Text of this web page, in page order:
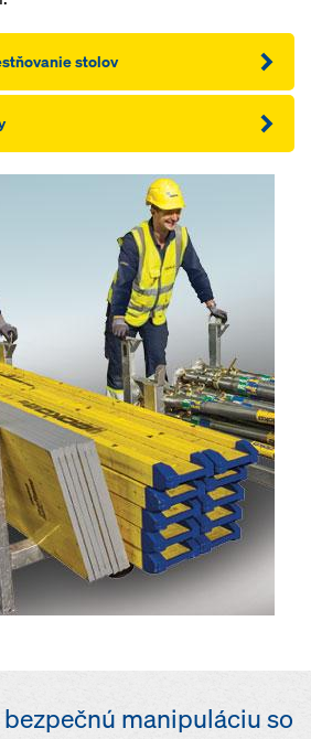
stolov
manipuláciu so